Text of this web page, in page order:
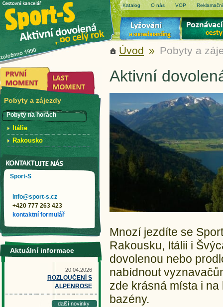
Katalog O nás VOP
Úvod » Pobyty a
Aktivní
Mnozí jezdíte se
Rakousku, Itálii i
dovolenou nebo
nabídnout
zde krásná místa i
bazény.
Pobyty a zájezdy
Pobyty na horách
Itálie
Rakousko
Sport-S
info@sport-s.cz
+420 777 263 423
kontaktní formulář
Aktuální informace
20.04.2026
ROZLOUČENÍ S
ALPENROSE
další novinky